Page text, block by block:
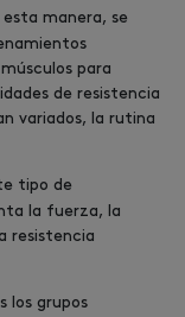
esta manera, se
para
de resistencia
variados, la rutina
tipo de
la fuerza, la
resistencia
los grupos